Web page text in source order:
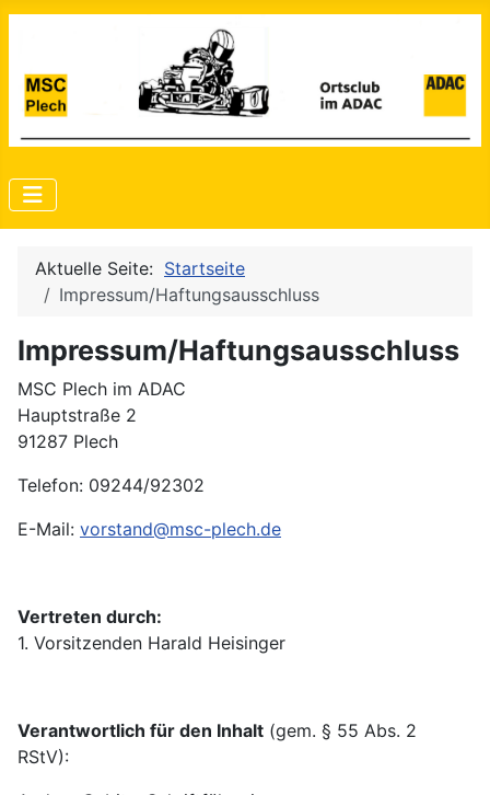
Aktuelle Seite: Startseite
Impressum/Haftungsausschluss
Impressum/Haftungsausschluss
MSC Plech im ADAC
Hauptstraße 2
91287 Plech
Telefon: 09244/92302
E-Mail: vorstand@msc-plech.de
Vertreten durch:
1. Vorsitzenden Harald Heisinger
Verantwortlich für den Inhalt (gem. § 55 Abs. 2
RStV):